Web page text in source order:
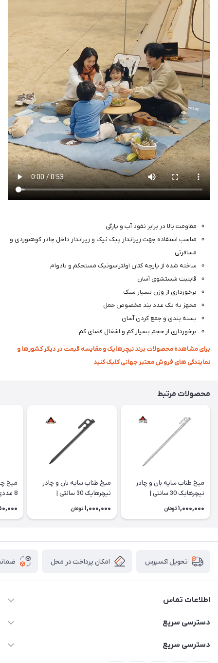
مقاومت بالا در برابر نفوذ آب و پارگی
مناسب استفاده جهت زیرانداز پیک نیک و زیرانداز داخل چادر کوهنوردی و
مسافرتی
ساخته شده از پارچه کتان اولتراسونیک مستحکم و بادوام
قابلیت شستشوی آسان
برخورداری از وزن بسیار سبک
مجهز به یک عدد بند مخصوص حمل
بسته بندی و جمع کردن آسان
برخورداری از حجم بسیار کم و اشغال فضای کم
برای مشاهده محصولات برند نیچرهایک و مقایسه قیمت در دیگر کشورها و
نمایندگی های فروش معتبر جهانی کلیک کنید
محصولات مرتبط
میخ طناب سایه بان و چادر
نیچرهایک 30 سانتی |
NH19PJ014
1,000,000 تومان
میخ طناب سایه بان و چادر
نیچرهایک 30 سانتی |
CNH22ZP018
1,000,000 تومان
میخ
8 عددی | NH15A008-I
تحویل اکسپرس امکان پرداخت در محل
اطلاعات تماس
02166456492 - 09121933405
دسترسی سریع
خرید کیسه خواب
دسترسی سریع